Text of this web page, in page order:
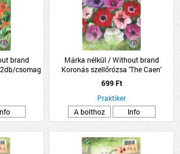
brand
csomag
Márka nélkül / Without brand
Koronás szellőrózsa 'The Caen'
virághagyma színkeverék
8db/csomag
699 Ft
Praktiker
A bolthoz
Info